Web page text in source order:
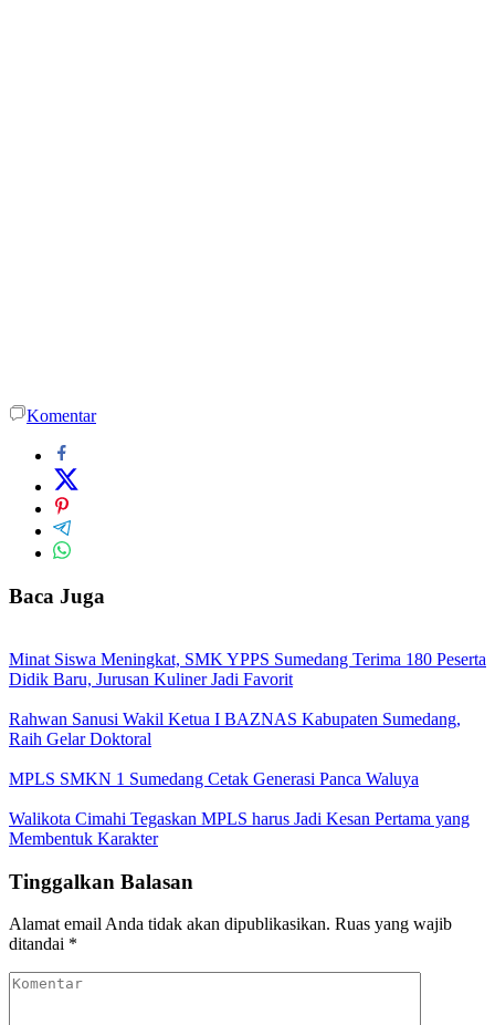
Komentar
Baca Juga
Minat Siswa Meningkat, SMK YPPS Sumedang Terima 180 Peserta
Didik Baru, Jurusan Kuliner Jadi Favorit
Rahwan Sanusi Wakil Ketua I BAZNAS Kabupaten Sumedang,
Raih Gelar Doktoral
MPLS SMKN 1 Sumedang Cetak Generasi Panca Waluya
Walikota Cimahi Tegaskan MPLS harus Jadi Kesan Pertama yang
Membentuk Karakter
Tinggalkan Balasan
Alamat email Anda tidak akan dipublikasikan. Ruas yang wajib
ditandai *